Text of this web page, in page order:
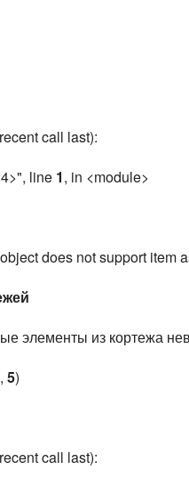
call last):
line 1, in <module>
does not support item
элементы из кортежа
, 5)
call last):